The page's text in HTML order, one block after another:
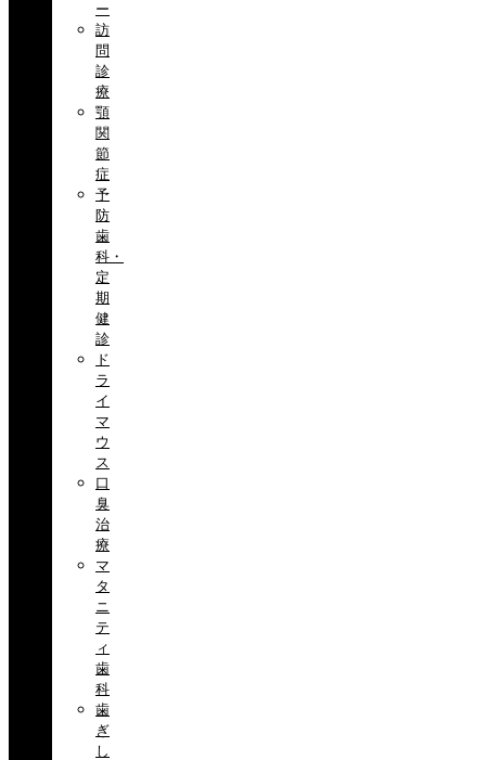
ー
訪
問
診
療
顎
関
節
症
予
防
歯
科・
定
期
健
診
ド
ラ
イ
マ
ウ
ス
口
臭
治
療
マ
タ
ニ
テ
ィ
歯
科
歯
ぎ
し